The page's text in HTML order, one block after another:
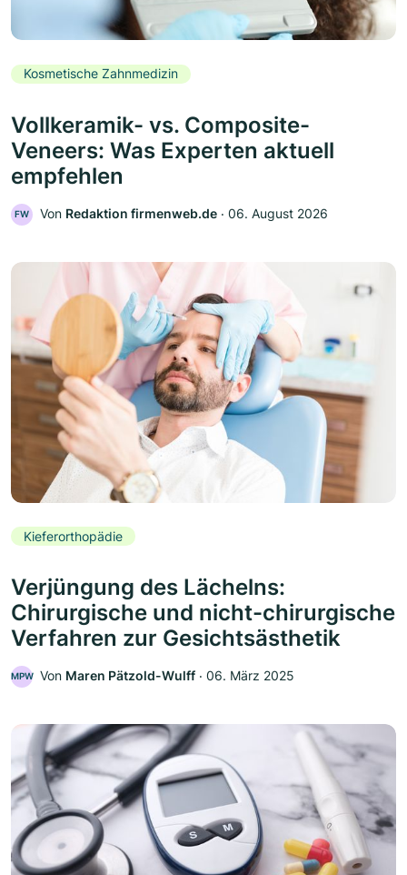
Kosmetische Zahnmedizin
Vollkeramik- vs. Composite-
Veneers: Was Experten aktuell
empfehlen
FW Von Redaktion firmenweb.de ‧ 06. August 2026
Kieferorthopädie
Verjüngung des Lächelns:
Chirurgische und nicht-chirurgische
Verfahren zur Gesichtsästhetik
MPW Von Maren Pätzold-Wulff ‧ 06. März 2025